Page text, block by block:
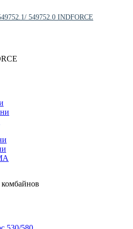
549752.0 INDFORCE